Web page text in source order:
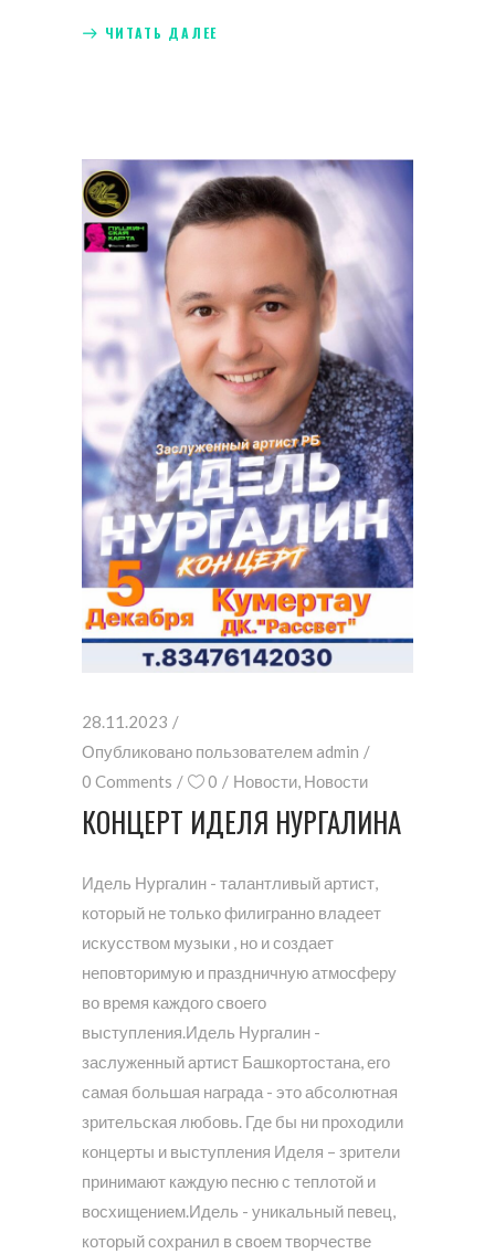
ЧИТАТЬ ДАЛЕЕ
28.11.2023
Опубликовано пользователемadmin
0 Comments
0 Новости Новости
КОНЦЕРТ ИДЕЛЯ НУРГАЛИНА
Идель Нургалин - талантливый артист,
который не только филигранно владеет
искусством музыки , но и создает
неповторимую и праздничную атмосферу
во время каждого своего
выступления.Идель Нургалин -
заслуженный артист Башкортостана, его
самая большая награда - это абсолютная
зрительская любовь. Где бы ни проходили
концерты и выступления Иделя – зрители
принимают каждую песню с теплотой и
восхищением.Идель - уникальный певец,
который сохранил в своем творчестве